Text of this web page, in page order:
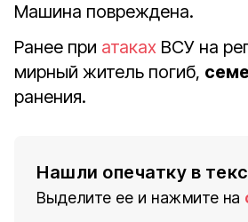
Машина повреждена.
Ранее при атаках ВСУ на
мирный житель погиб,
ранения.
Нашли опечатку в
Выделите ее и нажмите на